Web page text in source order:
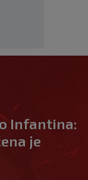
Infantina:
je